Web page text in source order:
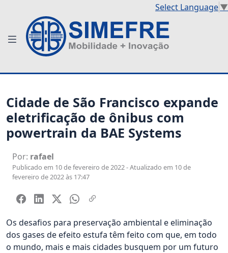
Select Language▼
Cidade de São Francisco expande
eletrificação de ônibus com
powertrain da BAE Systems
Por: rafael
Publicado em 10 de fevereiro de 2022 - Atualizado em 10 de
fevereiro de 2022 às 17:47
Os desafios para preservação ambiental e eliminação
dos gases de efeito estufa têm feito com que, em todo
o mundo, mais e mais cidades busquem por um futuro